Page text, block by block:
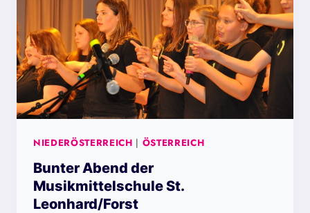
NIEDERÖSTERREICH | ÖSTERREICH
Bunter Abend der
Musikmittelschule St.
Leonhard/Forst